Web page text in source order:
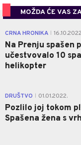
MOŽDA ĆE VAS
CRNA HRONIKA
Na Prenju spašen
učestvovalo 10
helikopter
DRUŠTVO 01.01.2022.
Pozlilo joj tokom
Spašena žena s